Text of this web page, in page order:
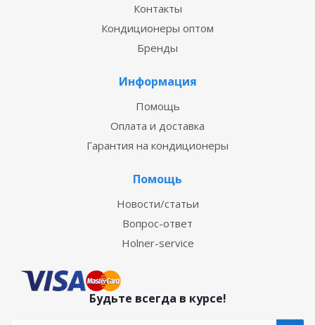
Контакты
Кондиционеры оптом
Бренды
Информация
Помощь
Оплата и доставка
Гарантия на кондиционеры
Помощь
Новости/статьи
Вопрос-ответ
Holner-service
Будьте всегда в курсе!